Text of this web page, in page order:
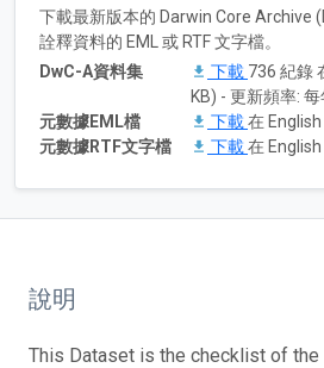
下載最新版本的 Darwin Core Archive
詮釋資料的 EML 或 RTF 文字檔。
DwC-A資料集
下載 736 紀錄
KB) - 更新頻率:
元數據EML檔
下載在
元數據RTF文字檔
下載在
說明
This Dataset is the checklist of the